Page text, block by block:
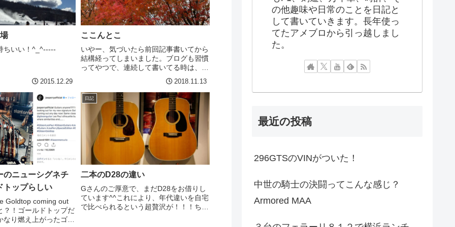
ちいい！^_^-----
2015.12.29
ここんとこ
いやー、気づいたら前回記事書いてから
結構経ってしまいました。ブログも習慣
ってやつで、連続して書いてる時は、特
に考えなくてもサクサクかけるのに、ち
ょっと間おくと、なんかネタはたくさん
あるのにどっから書いていいかわからな
くなりますねwというわけ...
2018.11.13
のニューシグネチ
トップらしい
Goldtop coming out
？！ゴールドトップだ
なり燃え上がったゴー
日記
二本のD28の違い
Gさんのご厚意で、まだD28をお借りし
ています^^これにより、年代違いを自宅
で比べられるという超贅沢が！！！ちな
の他趣味や日常のことを日記と
して書いていきます。長年使っ
てたアメブロから引っ越しまし
た。
最近の投稿
296GTSのVINがついた！
中世の騎士の決闘ってこんな感じ？
Armored MAA